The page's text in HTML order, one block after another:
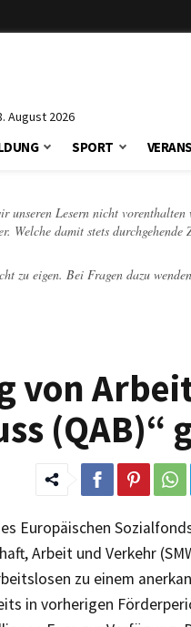
August 2026
SPORT
unseren Lesern nicht
damit stets durchgehende
zu eigen. Bei Fragen dazu
von
(QAB)“
Europäischen
Arbeit und Verkehr
zu einem
in vorherigen